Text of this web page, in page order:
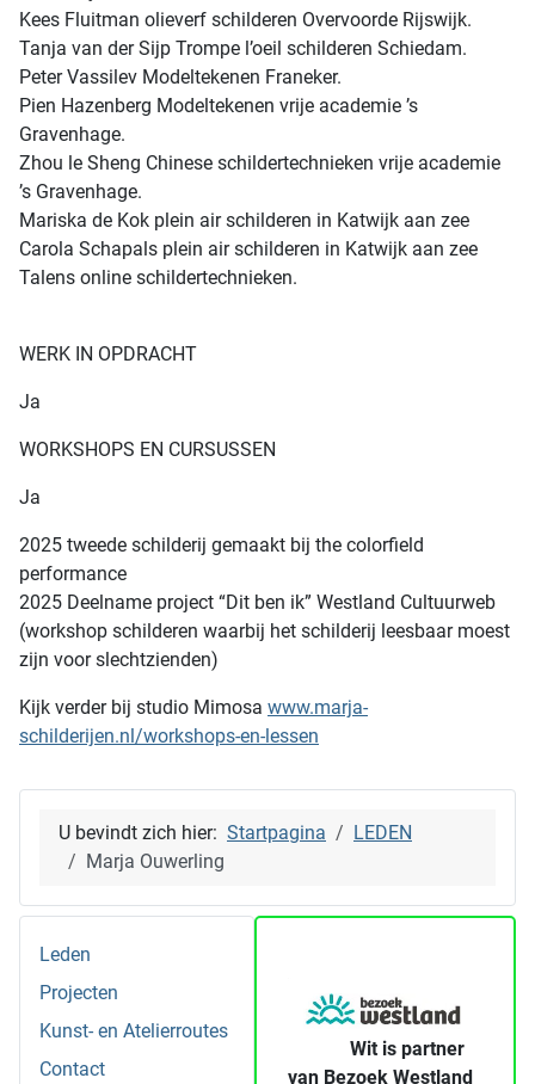
Kees Fluitman olieverf schilderen Overvoorde Rijswijk.
Tanja van der Sijp Trompe l’oeil schilderen Schiedam.
Peter Vassilev Modeltekenen Franeker.
Pien Hazenberg Modeltekenen vrije academie ’s
Gravenhage.
Zhou le Sheng Chinese schildertechnieken vrije academie
’s Gravenhage.
Mariska de Kok plein air schilderen in Katwijk aan zee
Carola Schapals plein air schilderen in Katwijk aan zee
Talens online schildertechnieken.
WERK IN OPDRACHT
Ja
WORKSHOPS EN CURSUSSEN
Ja
2025 tweede schilderij gemaakt bij the colorfield
performance
2025 Deelname project “Dit ben ik” Westland Cultuurweb
(workshop schilderen waarbij het schilderij leesbaar moest
zijn voor slechtzienden)
Kijk verder bij studio Mimosa www.marja-
schilderijen.nl/workshops-en-lessen
U bevindt zich hier: Startpagina
LEDEN
Marja Ouwerling
Leden
Projecten
Kunst- en Atelierroutes
Contact
Wit is partner
van Bezoek Westland